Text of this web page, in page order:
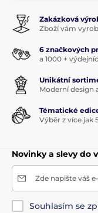
Zakázková
Zboží vám
6 značkových
a 1000 +
Unikátní
Moderní design
Tématické
Výběr z více jak
Novinky a slevy do
Zde napište váš
Souhlasím se